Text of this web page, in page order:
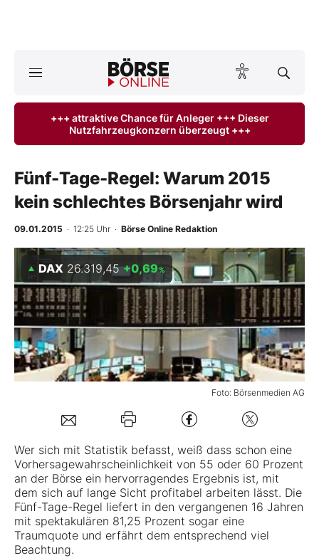
ktuelle Ausgabe BÖRSE ONLINE lesen
Anlageprodukte
Finanz-Check
BO-Musterdepots
Experten
Mein B:O
Kontakt
+++ attraktive Chance für Anleger +++ Dieser
Nutzfahrzeugkonzern überzeugt +++
Fünf-Tage-Regel: Warum 2015
kein schlechtes Börsenjahr wird
09.01.2015 · 12:25 Uhr · Börse Online Redaktion
Foto: Börsenmedien AG
DAX 26.319,45 +0,69%
Wer sich mit Statistik befasst, weiß dass schon eine
Vorhersagewahrscheinlichkeit von 55 oder 60 Prozent
an der Börse ein hervorragendes Ergebnis ist, mit
dem sich auf lange Sicht profitabel arbeiten lässt. Die
Fünf-Tage-Regel liefert in den vergangenen 16 Jahren
mit spektakulären 81,25 Prozent sogar eine
Traumquote und erfährt dem entsprechend viel
Beachtung.